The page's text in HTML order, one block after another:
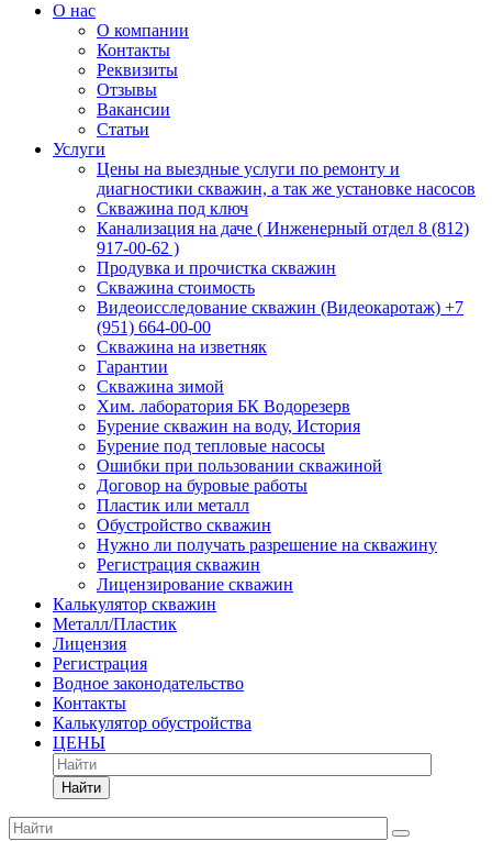
О нас
О компании
Контакты
Реквизиты
Отзывы
Вакансии
Статьи
Услуги
Цены на выездные услуги по ремонту и
диагностики скважин, а так же установке насосов
Скважина под ключ
Канализация на даче ( Инженерный отдел 8 (812)
917-00-62 )
Продувка и прочистка скважин
Скважина стоимость
Видеоисследование скважин (Видеокаротаж) +7
(951) 664-00-00
Скважина на изветняк
Гарантии
Скважина зимой
Хим. лаборатория БК Водорезерв
Бурение скважин на воду, История
Бурение под тепловые насосы
Ошибки при пользовании скважиной
Договор на буровые работы
Пластик или металл
Обустройство скважин
Нужно ли получать разрешение на скважину
Регистрация скважин
Лицензирование скважин
Калькулятор скважин
Металл/Пластик
Лицензия
Регистрация
Водное законодательство
Контакты
Калькулятор обустройства
ЦЕНЫ
Найти